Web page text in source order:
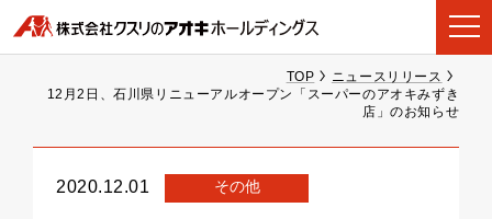
TOP
ニュースリリース
12月2日、石川県リニューアルオープン「スーパーのアオキみずき
店」のお知らせ
2020.12.01 その他